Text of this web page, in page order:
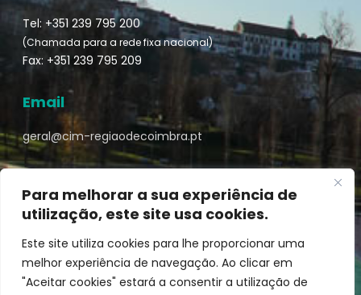
Para melhorar a sua experiência de
utilização, este site usa cookies.
Este site utiliza cookies para lhe proporcionar uma
melhor experiência de navegação. Ao clicar em
"Aceitar cookies" estará a consentir a utilização de
Tel: +351 239 795 200
(Chamada para a rede fixa nacional)
Fax: +351 239 795 209
Email
geral@cim-regiaodecoimbra.pt
Turismo de Coimbra © || Desenvolvido por